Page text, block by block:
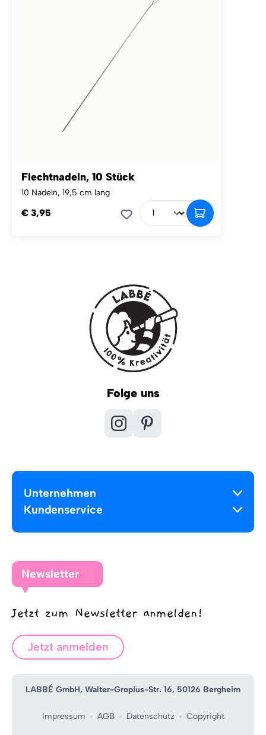
Flechtnadeln, 10 Stück
10 Nadeln, 19,5 cm lang
€ 3,95
Folge uns
Unternehmen
Kundenservice
Newsletter
Jetzt zum Newsletter anmelden!
Jetzt anmelden
LABBÉ GmbH, Walter-Gropius-Str. 16, 50126 Bergheim
Impressum AGB Datenschutz Copyright